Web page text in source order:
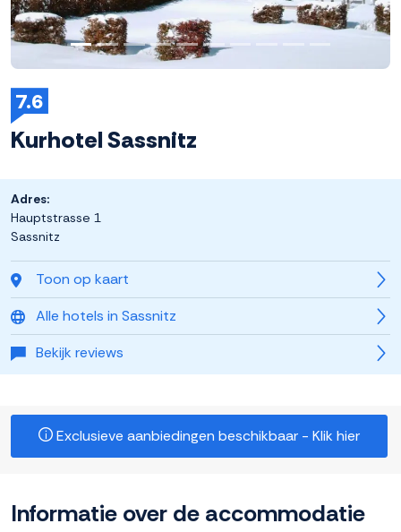
7.6
Kurhotel Sassnitz
Toon op kaart
Alle hotels in Sassnitz
Bekijk reviews
Adres:
Hauptstrasse 1
Sassnitz
Exclusieve aanbiedingen beschikbaar - Klik hier
Informatie over de accommodatie